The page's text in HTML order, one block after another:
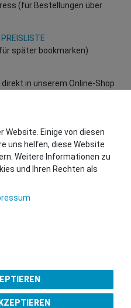
(für Bestellungen über
PREISLISTE
später bookmarken)
direkt in unserem Online-Shop
– gültige EU UID
Purchase Team
Website. Einige von diesen
uns helfen, diese Website
Weitere Informationen zu
und Ihren Rechten als